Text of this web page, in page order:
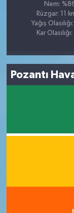
Nem:
Rüzgar: 11
Yağış
Kar
Pozantı